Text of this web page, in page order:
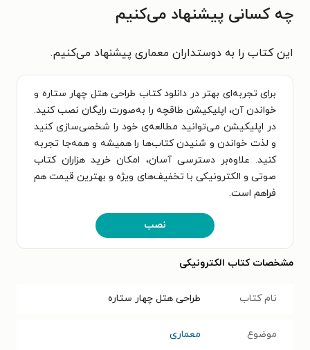
چه کسانی پیشنهاد می‌کنیم
این کتاب را به دوستداران معماری پیشنهاد می‌کنیم.
برای تجربه‌ای بهتر در دانلود کتاب طراحی هتل چهار ستاره و
خواندن آن، اپلیکیشن طاقچه را به‌صورت رایگان نصب کنید.
در اپلیکیشن می‌توانید مطالعه‌ی خود را شخصی‌سازی کنید
و لذت خواندن و شنیدن کتاب‌ها را همیشه و همه‌جا تجربه
کنید. علاوه‌بر دسترسی آسان، امکان خرید هزاران کتاب
صوتی و الکترونیکی با تخفیف‌های ویژه و بهترین قیمت هم
فراهم است.
نصب
مشخصات کتاب الکترونیکی
نام کتاب طراحی هتل چهار ستاره
موضوع معماری